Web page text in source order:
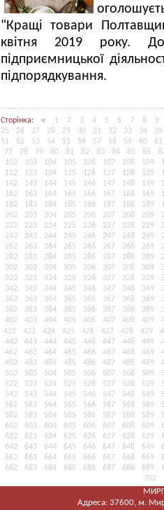
"Кращі товари
квітня 2019 року. До
підприємницької
підпорядкування.
Сторінка: ◄ 1 2 3 4 5 6 7 8
9
25
26 27 28 29 30 31 32 33 34
35
51
52 53 54 55 56 57 58 59 60
61
77
78 79 80 81 82 83 84 85 86
102
103 104 105 106 107 108 109
122
123 124 125 126 127 128 129
142
143 144 145 146 147 148 149
162
163 164 165 166 167 168 169
182
183 184 185 186 187 188 189
202
203 204 205 206 207 208 209
222
223 224 225 226 227 228 229
242
243 244 245 246 247 248 249
262
263 264 265 266 267 268 269
282
283 284 285 286 287 288 289
302
303 304 305 306 307 308 309
322
323 324 325 326 327 328 329
342
343 344 345 346 347 348 349
362
363 364 365 366 367 368 369
382
383 384 385 386 387 388 389
402
403 404 405 406 407 408 409
422
423 424 425 426 427 428 429
442
443 444 445 446 447 448 449
462
463 464 465 466 467 468 469
482
483 484 485 486 487 488 489
502
503 504 505 506 507 508 509
522
523 524 525 526 527 528 529
542
543 544 545 546 547 548 549
562
563 564 565 566 567 568 569
582
583 584 585 586 587 588 589
602
603 604 605 606 607 608 609
622
623 624 625 626 627 628 629
642
643 644 645 646 647 648 649
662
663 664 665 666 667 668 669
682
683 684 685 686 687 688 689
702
Адреса: 37600, м.